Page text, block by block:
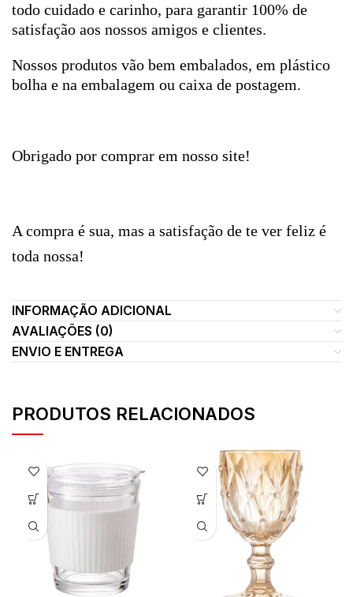
todo cuidado e carinho, para garantir 100% de
satisfação aos nossos amigos e clientes.
Nossos produtos vão bem embalados, em plástico
bolha e na embalagem ou caixa de postagem.
Obrigado por comprar em nosso site!
A compra é sua, mas a satisfação de te ver feliz é
toda nossa!
INFORMAÇÃO ADICIONAL
AVALIAÇÕES (0)
ENVIO E ENTREGA
PRODUTOS RELACIONADOS